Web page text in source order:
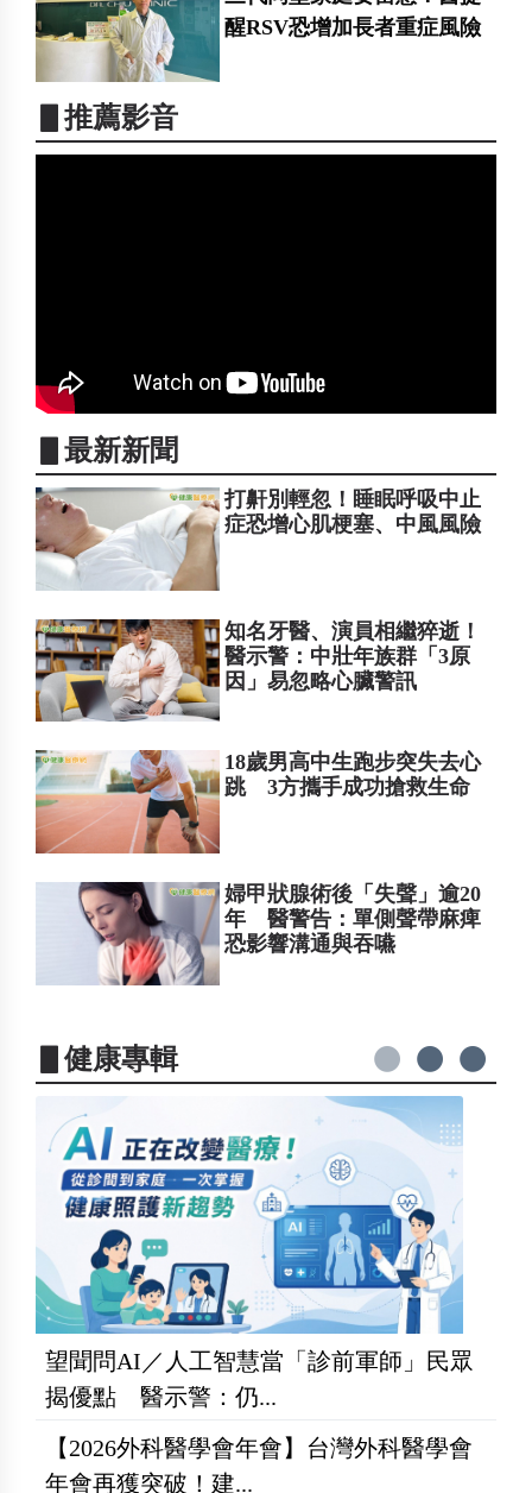
醒RSV恐增加長者重症風險
▋推薦影音
▋最新新聞
打鼾別輕忽！睡眠呼吸中止
症恐增心肌梗塞、中風風險
知名牙醫、演員相繼猝逝！
醫示警：中壯年族群「3原
因」易忽略心臟警訊
18歲男高中生跑步突失去心
跳 3方攜手成功搶救生命
婦甲狀腺術後「失聲」逾20
年 醫警告：單側聲帶麻痺
恐影響溝通與吞嚥
▋健康專輯
望聞問AI／人工智慧當「診前軍師」民眾
揭優點 醫示警：仍...
【2026外科醫學會年會】台灣外科醫學會
年會再獲突破！建...